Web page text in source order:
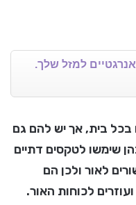
למזל שלך.
בכל בית, אך יש להם גם
שימשו לטקסים דתיים
לאור ולכן הם
לכוחות האור.